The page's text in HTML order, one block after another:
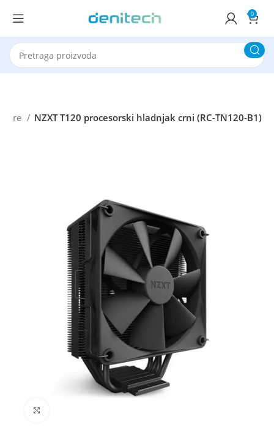
0
NZXT T120 procesorski hladnjak crni (RC-TN120-B1)